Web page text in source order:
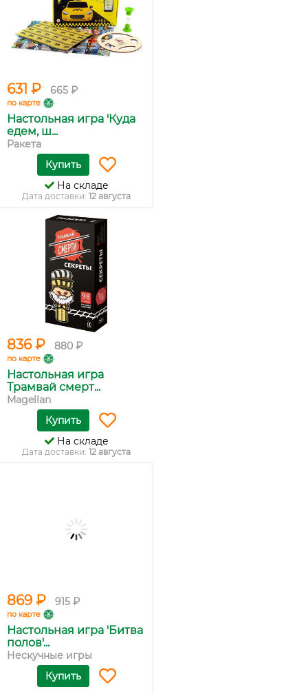
631 ₽ 665 ₽
по карте
Настольная игра 'Куда
едем, ш...
Ракета
Купить
На складе
Дата доставки: 12 августа
836 ₽ 880 ₽
по карте
Настольная игра
Трамвай смерт...
Magellan
Купить
На складе
Дата доставки: 12 августа
869 ₽ 915 ₽
по карте
Настольная игра 'Битва
полов'...
Нескучные игры
Купить